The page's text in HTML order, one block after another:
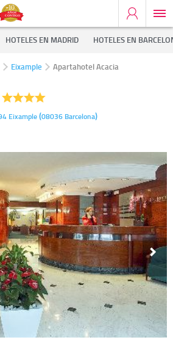
HOTELES EN MADRID HOTELES EN
Eixample Apartahotel Acacia
Eixample(08036 Barcelona)